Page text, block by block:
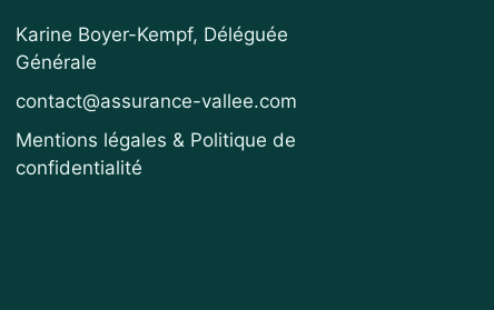
Karine Boyer-Kempf, Déléguée
Générale
contact@assurance-vallee.com
Mentions légales & Politique de
confidentialité